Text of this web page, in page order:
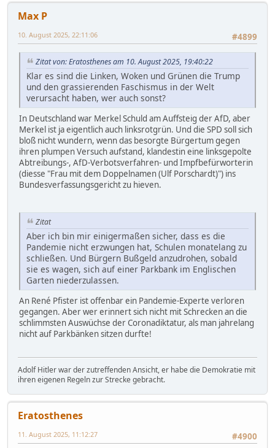
Max P
#4899
10. August 2025, 22:11:06
Zitat von: Eratosthenes am 10. August 2025, 19:40:22
Klar es sind die Linken, Woken und Grünen die Trump
und den grassierenden Faschismus in der Welt
verursacht haben, wer auch sonst?
In Deutschland war Merkel Schuld am Auffsteig der AfD, aber
Merkel ist ja eigentlich auch linksrotgrün. Und die SPD soll sich
bloß nicht wundern, wenn das besorgte Bürgertum gegen
ihren plumpen Versuch aufstand, klandestin eine linksgepolte
Abtreibungs-, AfD-Verbotsverfahren- und Impfbefürworterin
(diesse "Frau mit dem Doppelnamen (Ulf Porschardt)") ins
Bundesverfassungsgericht zu hieven.
Zitat
Aber ich bin mir einigermaßen sicher, dass es die
Pandemie nicht erzwungen hat, Schulen monatelang zu
schließen. Und Bürgern Bußgeld anzudrohen, sobald
sie es wagen, sich auf einer Parkbank im Englischen
Garten niederzulassen.
An René Pfister ist offenbar ein Pandemie-Experte verloren
gegangen. Aber wer erinnert sich nicht mit Schrecken an die
schlimmsten Auswüchse der Coronadiktatur, als man jahrelang
nicht auf Parkbänken sitzen durfte!
Adolf Hitler war der zutreffenden Ansicht, er habe die Demokratie mit
ihren eigenen Regeln zur Strecke gebracht.
Eratosthenes
#4900
11. August 2025, 11:12:27